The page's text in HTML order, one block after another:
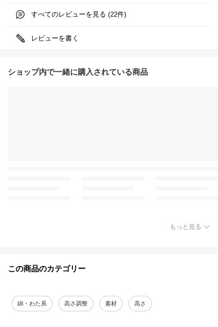
すべてのレビューを見る (22件)
レビューを書く
ショップ内で一緒に購入されている商品
もっと見る
この商品のカテゴリー
綿・わた系 高さ調整 素材 高さ